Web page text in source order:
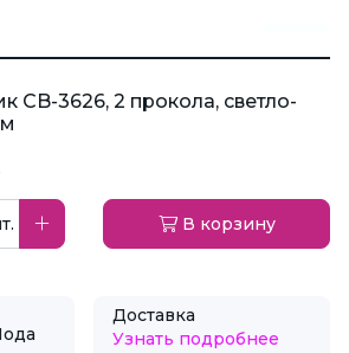
CB-3626, 2 прокола, светло-
В корзину
Доставка
Узнать подробнее